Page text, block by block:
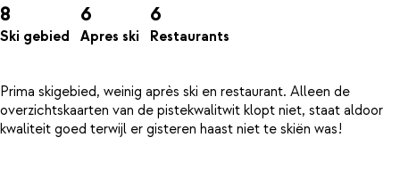
8
Ski gebied
6
Apres ski
6
Restaurants
Prima skigebied, weinig après ski en restaurant. Alleen de
overzichtskaarten van de pistekwalitwit klopt niet, staat aldoor